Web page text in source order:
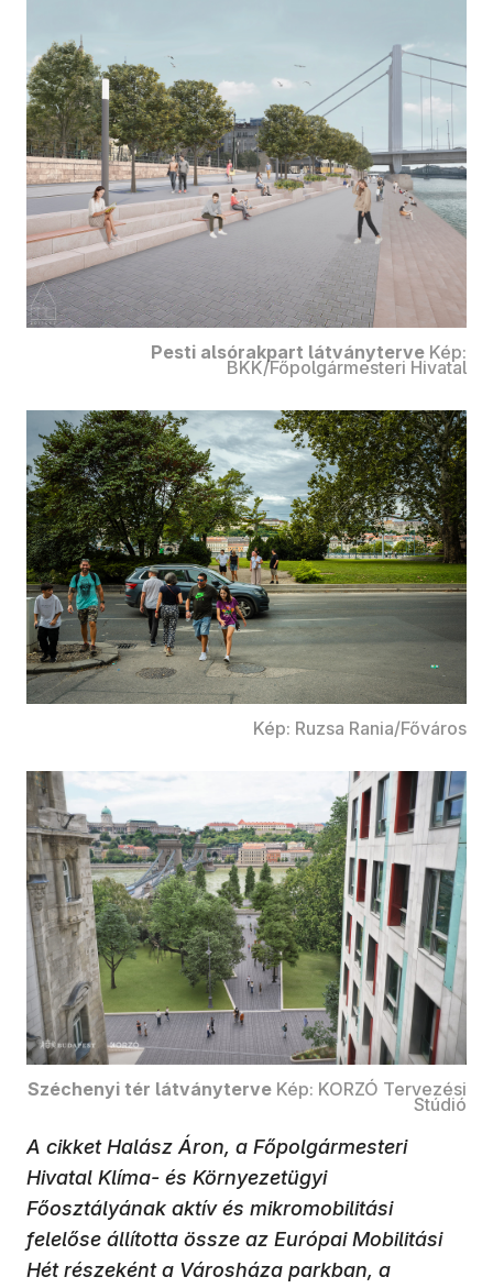
Pesti alsórakpart látványterve Kép:
BKK/Főpolgármesteri Hivatal
Kép: Ruzsa Rania/Főváros
Széchenyi tér látványterve Kép: KORZÓ Tervezési
Stúdió
A cikket Halász Áron, a Főpolgármesteri
Hivatal Klíma- és Környezetügyi
Főosztályának aktív és mikromobilitási
felelőse állította össze az Európai Mobilitási
Hét részeként a Városháza parkban, a